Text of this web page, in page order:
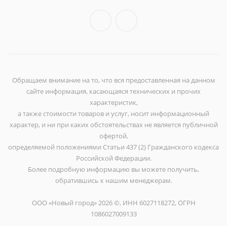
Обращаем внимание на то, что вся предоставленная на данном
сайте информация, касающаяся технических и прочих
характеристик,
а также стоимости товаров и услуг, носит информационный
характер, и ни при каких обстоятельствах не является публичной
офертой,
определяемой положениями Статьи 437 (2) Гражданского кодекса
Российской Федерации.
Более подробную информацию вы можете получить,
обратившись к нашим менеджерам.
ООО «Новый город» 2026 ©, ИНН 6027118272, ОГРН
1086027009133